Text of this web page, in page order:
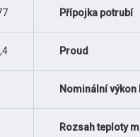
Přípojka potrubí
Proud
Nominální výkon
Rozsah teploty